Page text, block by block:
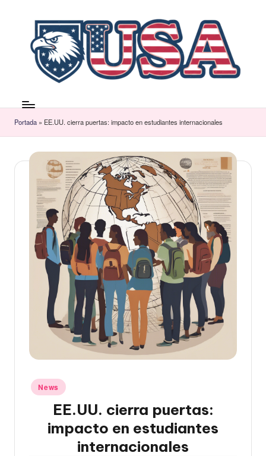
contenido
Portada » EE.UU. cierra puertas: impacto en estudiantes internacionales
Publicado
en
News
EE.UU. cierra puertas:
impacto en estudiantes
internacionales